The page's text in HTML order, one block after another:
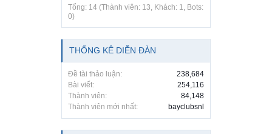
Tổng: 14 (Thành viên: 13, Khách: 1, Bots:
0)
THỐNG KÊ DIỄN ĐÀN
Đề tài thảo luận:
238,684
Bài viết:
254,116
Thành viên:
84,148
Thành viên mới nhất:
bayclubsnl